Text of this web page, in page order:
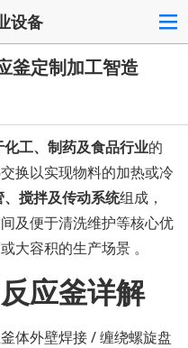
设备
釜定制加工智造
化工、制药及食品行业‌的
换以实现物料的加热或冷
搅拌及传动系统‌组成，
及便于清洗维护等核心优
大容积的生产场景 。
应釜详解
体外壁焊接 / 缠绕螺旋盘